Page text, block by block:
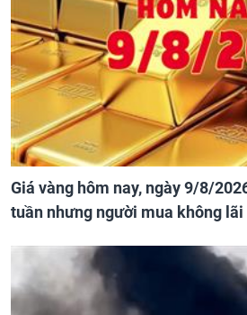
Giá vàng hôm nay, ngày 9/8/
tuần nhưng người mua không lãi